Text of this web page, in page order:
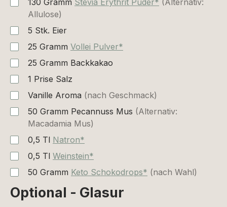
Allulose)
5 Stk. Eier
25 Gramm Vollei Pulver*
25 Gramm Backkakao
1 Prise Salz
Vanille Aroma (nach Geschmack)
50 Gramm Pecannuss Mus (Alternativ:
Macadamia Mus)
0,5 Tl Natron*
0,5 Tl Weinstein*
50 Gramm Keto Schokodrops* (nach Wahl)
Optional - Glasur